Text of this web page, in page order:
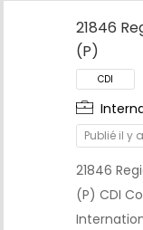
21846
(P)
Publié il y
21846
(P) CDI